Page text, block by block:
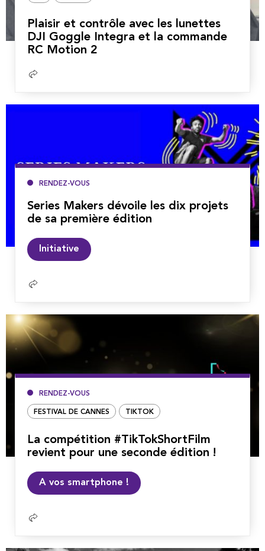
Plaisir et contrôle avec les lunettes
DJI Goggle Integra et la commande
RC Motion 2
Lire
RENDEZ-VOUS
Series Makers dévoile les dix projets
de sa première édition
Initiative
RENDEZ-VOUS
FESTIVAL DE CANNES TIKTOK
La compétition #TikTokShortFilm
revient pour une seconde édition !
A vos smartphone !